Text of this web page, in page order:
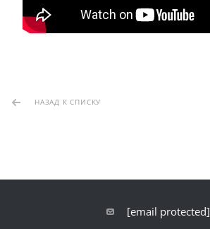
НАЗАД К СПИСКУ
[email protected]